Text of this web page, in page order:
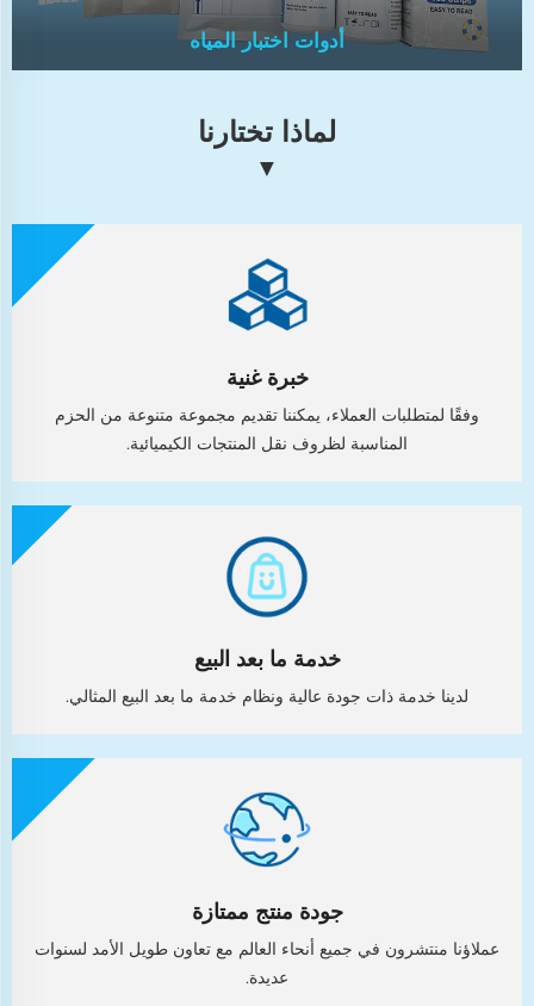
أدوات اختبار المياه
أدوات اختبار المياه
ضروري لتقييم دقيق ومراقبة معايير جودة المياه. ضمان
الدقة في الحفاظ على الظروف المثلى للاستخدامات
المختلفة.
لماذا تختارنا
▼
خبرة غنية
وفقًا لمتطلبات العملاء، يمكننا تقديم مجموعة متنوعة من الحزم
المناسبة لظروف نقل المنتجات الكيميائية.
خدمة ما بعد البيع
لدينا خدمة ذات جودة عالية ونظام خدمة ما بعد البيع المثالي.
جودة منتج ممتازة
عملاؤنا منتشرون في جميع أنحاء العالم مع تعاون طويل الأمد لسنوات
عديدة.